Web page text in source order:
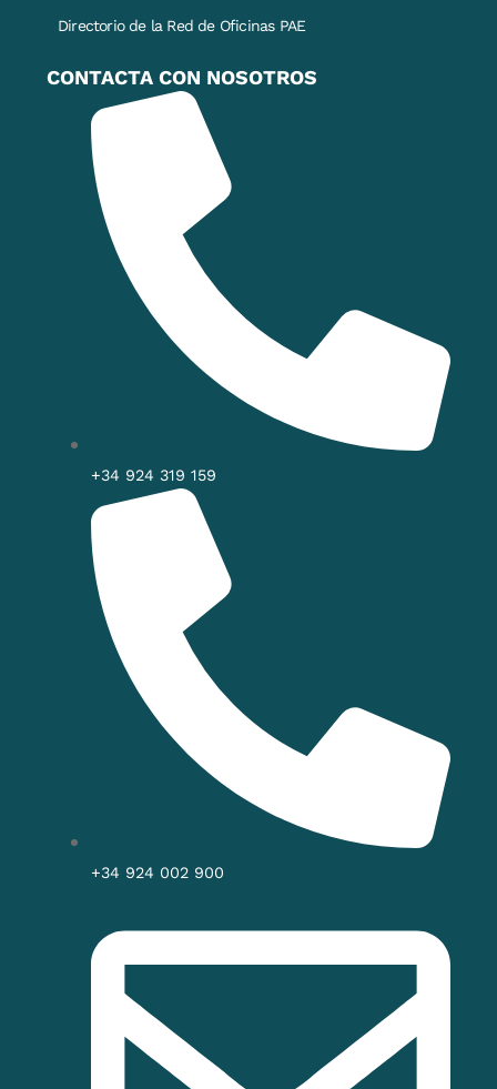
Directorio de la Red de Oficinas PAE
CONTACTA CON NOSOTROS
+34 924 319 159
+34 924 002 900